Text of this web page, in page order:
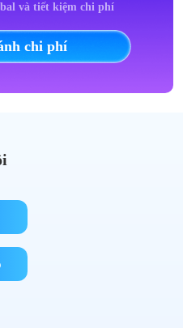
và tiết kiệm chi phí
chi phí